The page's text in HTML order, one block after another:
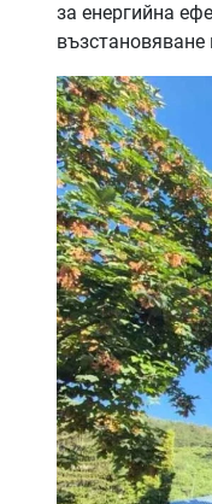
за енергийна
възстановяване